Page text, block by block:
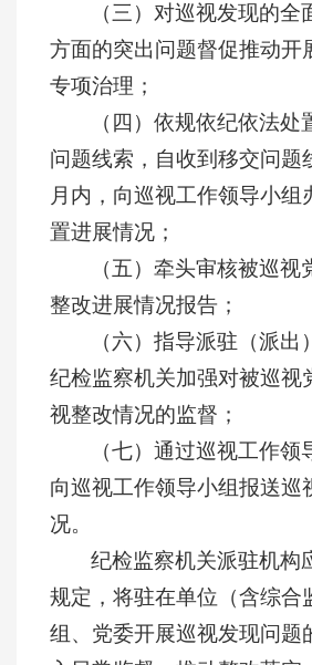
（三）对巡视发现的
方面的突出问题督促推动开
专项治理；
（四）依规依纪依法处
问题线索，自收到移交问题
月内，向巡视工作领导小组
置进展情况；
（五）牵头审核被巡视
整改进展情况报告；
（六）指导派驻（派出
纪检监察机关加强对被巡视
视整改情况的监督；
（七）通过巡视工作领
向巡视工作领导小组报送巡
况。
纪检监察机关派驻机构
规定，将驻在单位（含综合
组、党委开展巡视发现问题